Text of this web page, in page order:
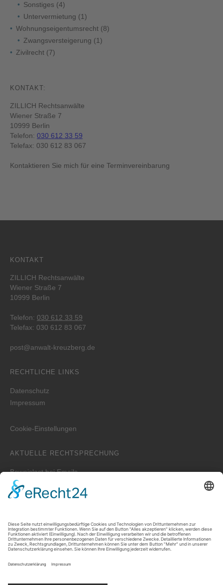
Sonstiges (4)
Untervermietung (1)
Wohnungseigentumsrecht (8)
Zwangsversteigerung (1)
Zivilrecht (7)
KONTAKT:
ZILLICH Rechtsanwälte
Wiener Straße 7
10999 Berlin
Telefon: 030 612 33 59
Telefax: 030 612 83 067
Kontaktieren Sie mich für eine Terminvereinbarung
KONTAKT
ZILLICH Rechtsanwälte
Wiener Straße 7
10999 Berlin
Telefon: 030 612 33 59
Telefax: 030 612 83 067
post@anwalt-kreuzberg.de
RECHTLICHE LINKS
Datenschutz
Impressum
Cookie-Einstellungen
AKTUELLE RECHTSPRECHUNG
Beweislast bei Emails
Wer ist zuständig für die Erstellung der WEG-Jahresabrechnung
bei einem Verwalterwechsel zum Jahreswechsel?
Welche Auskünfte kann der Vermieter verlangen, wenn der
Mieter untervermieten will?